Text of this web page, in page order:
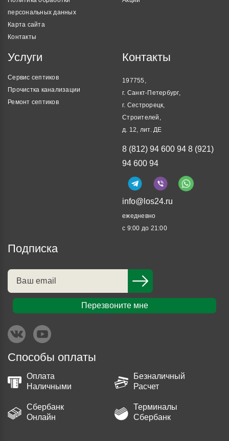
персональных данных
Карта сайта
Контакты
Услуги
Сервис септиков
Прочистка канализации
Ремонт септиков
Контакты
197755,
г. Санкт-Петербург,
г. Сестрорецк,
Строителей,
д. 12, лит. ДЕ
8 (812) 94 600 94 8 (921)
94 600 94
info@los24.ru
ежедневно
с 9:00 до 21:00
Подписка
Перезвоните мне
Способы оплаты
Оплата
Наличными
Безналичный
Расчет
Сбербанк
Онлайн
Терминалы
Сбербанк